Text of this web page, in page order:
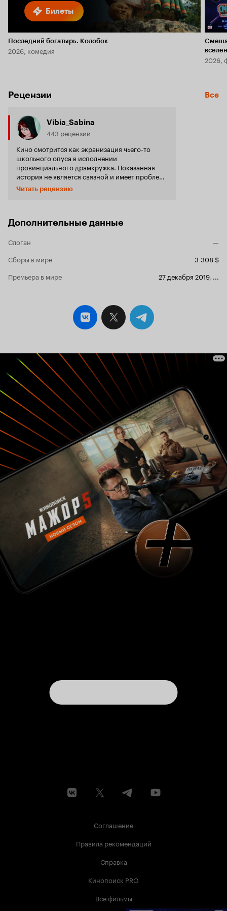
Билеты
Последний богатырь. Колобок
2026, комедия
2026,
Рецензии Все
Vibia_Sabina
443 рецензии
Кино смотрится как экранизация чьего-то
школьного опуса в исполнении
провинциального драмкружка. Показанная
история не является связной и имеет проблемы
с динамикой действия. На экране сплошь одна
болтовня с ходьбой по обычной местности, где
дешёвый проект, но абсолютно ничего из
беспокоит героев фильма! Сюжетная линия и
более глубокий смысл, но я понятия не имею,
имю, о чём этот фильм. В конце его есть
это походит на то, что одинокий друг взял
уроки философии.
Читать рецензию
Дополнительные данные
Слоган
—
Сборы в мире
3 308 $
Премьера в мире
27 декабря 2019, ...
Соглашение
Правила рекомендаций
Справка
Кинопоиск PRO
Все фильмы